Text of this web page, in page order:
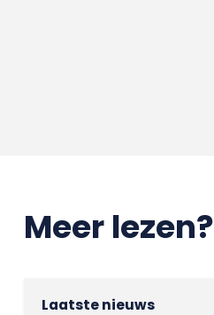
Meer lezen?
Laatste nieuws